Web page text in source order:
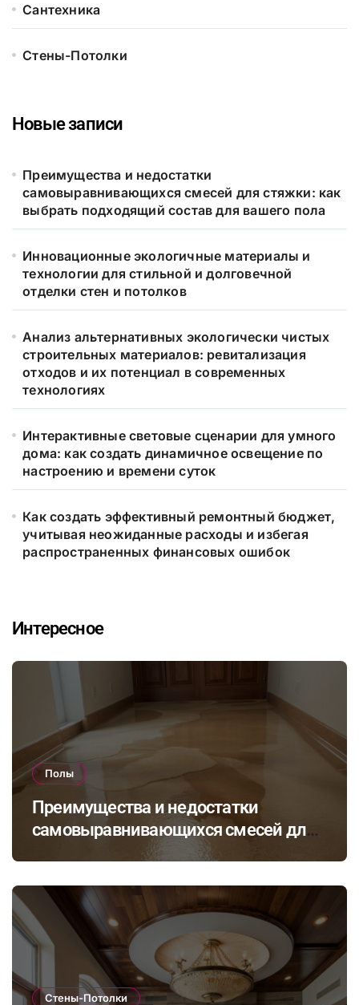
Сантехника
Стены-Потолки
Новые записи
Преимущества и недостатки
самовыравнивающихся смесей для стяжки: как
выбрать подходящий состав для вашего пола
Инновационные экологичные материалы и
технологии для стильной и долговечной
отделки стен и потолков
Анализ альтернативных экологически чистых
строительных материалов: ревитализация
отходов и их потенциал в современных
технологиях
Интерактивные световые сценарии для умного
дома: как создать динамичное освещение по
настроению и времени суток
Как создать эффективный ремонтный бюджет,
учитывая неожиданные расходы и избегая
распространенных финансовых ошибок
Интересное
Полы
Преимущества и недостатки
самовыравнивающихся смесей для
стяжки: как выбрать подходящий
Стены-Потолки